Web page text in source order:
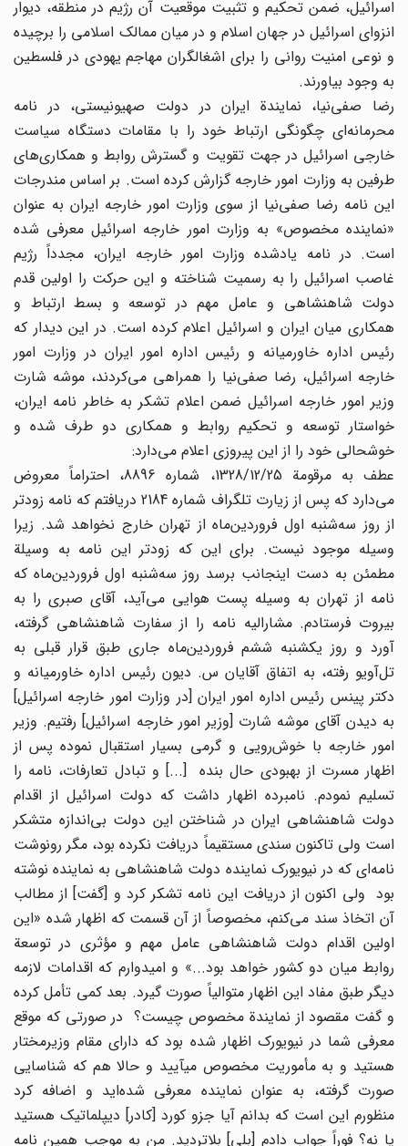
اسرائیل، ضمن تحکیم و تثبیت موقعیت آن رژیم در منطقه، دیوار
انزوای اسرائیل در جهان اسلام و در میان ممالک اسلامی را برچیده
و نوعی امنیت روانی را برای اشغالگران مهاجم یهودی در فلسطین
به وجود بیاورند.
رضا صفی‌نیا، نمایندة ایران در دولت صهیونیستی، در نامه
محرمانه‌ای چگونگی ارتباط خود را با مقامات دستگاه سیاست
خارجی اسرائیل در جهت تقویت و گسترش روابط و همکاری‌های
طرفین به وزارت امور خارجه گزارش کرده است. بر اساس مندرجات
این نامه رضا صفی‌نیا از سوی وزارت امور خارجه ایران به عنوان
«نماینده مخصوص» به وزارت امور خارجه اسرائیل معرفی شده
است. در نامه یادشده وزارت امور خارجه ایران، مجدداً رژیم
غاصب اسرائیل را به رسمیت شناخته و این حرکت را اولین قدم
دولت شاهنشاهی و عامل مهم در توسعه و بسط ارتباط و
همکاری میان ایران و اسرائیل اعلام کرده است. در این دیدار که
رئیس اداره خاورمیانه و رئیس اداره امور ایران در وزارت امور
خارجه اسرائیل، رضا صفی‌نیا را همراهی می‌کردند، موشه شارت
وزیر امور خارجه اسرائیل ضمن اعلام تشکر به خاطر نامه ایران،
خواستار توسعه و تحکیم روابط و همکاری دو طرف شده و
خوشحالی خود را از این پیروزی اعلام می‌دارد:
عطف به مرقومة 1328/12/25، شماره 8896، احتراماً معروض
می‌دارد که پس از زیارت تلگراف شماره 2184 دریافتم که نامه زودتر
از روز سه‌شنبه اول فروردین‌ماه از تهران خارج نخواهد شد. زیرا
وسیله موجود نیست. برای این که زودتر این نامه به وسیلة
مطمئن به دست اینجانب برسد روز سه‌شنبه اول فروردین‌ماه که
نامه از تهران به وسیله پست هوایی می‌آید، آقای صبری را به
بیروت فرستادم. مشارالیه نامه را از سفارت شاهنشاهی گرفته،
آورد و روز یکشنبه ششم فروردین‌ماه جاری طبق قرار قبلی به
تل‌آویو رفته، به اتفاق آقایان س. دیون رئیس اداره خاورمیانه و
دکتر پینس رئیس اداره امور ایران [در وزارت امور خارجه اسرائیل]
به دیدن آقای موشه شارت [وزیر امور خارجه اسرائیل] رفتیم. وزیر
امور خارجه با خوش‌رویی و گرمی بسیار استقبال نموده پس از
اظهار مسرت از بهبودی حال بنده [...] و تبادل تعارفات، نامه را
تسلیم نمودم. نامبرده اظهار داشت که دولت اسرائیل از اقدام
دولت شاهنشاهی ایران در شناختن این دولت بی‌اندازه متشکر
است ولی تاکنون سندی مستقیماً دریافت نکرده بود، مگر رونوشت
نامه‌ای که در نیویورک نماینده دولت شاهنشاهی به نماینده نوشته
بود ولی اکنون از دریافت این نامه تشکر کرد و [گفت] از مطالب
آن اتخاذ سند می‌کنم، مخصوصاً از آن قسمت که اظهار شده «این
اولین اقدام دولت شاهنشاهی عامل مهم و مؤثری در توسعة
روابط میان دو کشور خواهد بود...» و امیدوارم که اقدامات لازمه
دیگر طبق مفاد این اظهار متوالیاً صورت گیرد. بعد کمی تأمل کرده
و گفت مقصود از نمایندة مخصوص چیست؟ در صورتی که موقع
معرفی شما در نیویورک اظهار شده بود که دارای مقام وزیرمختار
هستید و به مأموریت مخصوص میآیید و حالا هم که شناسایی
صورت گرفته، به عنوان نماینده معرفی شده‌اید و اضافه کرد
منظورم این است که بدانم آیا جزو کورد [کادر] دیپلماتیک هستید
یا نه؟ فوراً جواب دادم [بلی] بلاتردید. من به موجب همین نامه